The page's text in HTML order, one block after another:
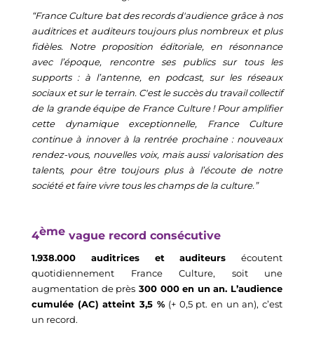
“France Culture bat des records d'audience grâce à nos
auditrices et auditeurs toujours plus nombreux et plus
fidèles. Notre proposition éditoriale, en résonnance
avec l’époque, rencontre ses publics
sur tous les
supports : à l’antenne, en podcast, sur les réseaux
sociaux et sur le terrain. C'est le succès du travail collectif
de la grande équipe de France Culture ! Pour amplifier
cette dynamique exceptionnelle, France Culture
continue à innover à la rentrée prochaine : nouveaux
rendez-vous, nouvelles voix, mais aussi valorisation des
talents, pour être toujours plus à l’écoute de notre
société et faire vivre tous les champs de la culture.”
4ème vague record consécutive
1.938.000 auditrices et auditeurs écoutent
quotidiennement France Culture, soit une
augmentation de près 300 000 en un an.
cumulée (AC) atteint 3,5 % (+ 0,5 pt. en un an), c’est
un record.